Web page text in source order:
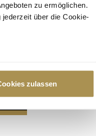
zu ermöglichen.
über die Cookie-
im
anbieten zu können
zulassen